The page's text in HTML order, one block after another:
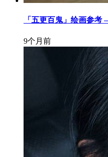
「五更百鬼」绘画参考
9个月前